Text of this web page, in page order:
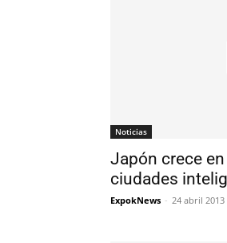
Noticias
Japón crece
ciudades
ExpokNews - 24 abril 2013